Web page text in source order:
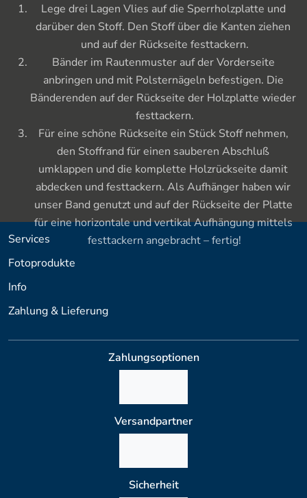
Lege drei Lagen Vlies auf die Sperrholzplatte und
darüber den Stoff. Den Stoff über die Kanten ziehen
und auf der Rückseite festtackern.
Bänder im Rautenmuster auf der Vorderseite
anbringen und mit Polsternägeln befestigen. Die
Bänderenden auf der Rückseite der Holzplatte wieder
festtackern.
Für eine schöne Rückseite ein Stück Stoff nehmen,
den Stoffrand für einen sauberen Abschluß
umklappen und die komplette Holzrückseite damit
abdecken und festtackern. Als Aufhänger haben wir
unser Band genutzt und auf der Rückseite der Platte
für eine horizontale und vertikal Aufhängung mittels
festtackern angebracht – fertig!
Services
Fotoprodukte
Info
Zahlung & Lieferung
Zahlungsoptionen
Versandpartner
Sicherheit